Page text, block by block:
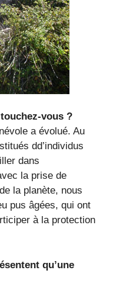
vous ?
a évolué. Au
dd’individus
dans
la prise de
la planète, nous
pus âgées, qui ont
à la protection
qu’une